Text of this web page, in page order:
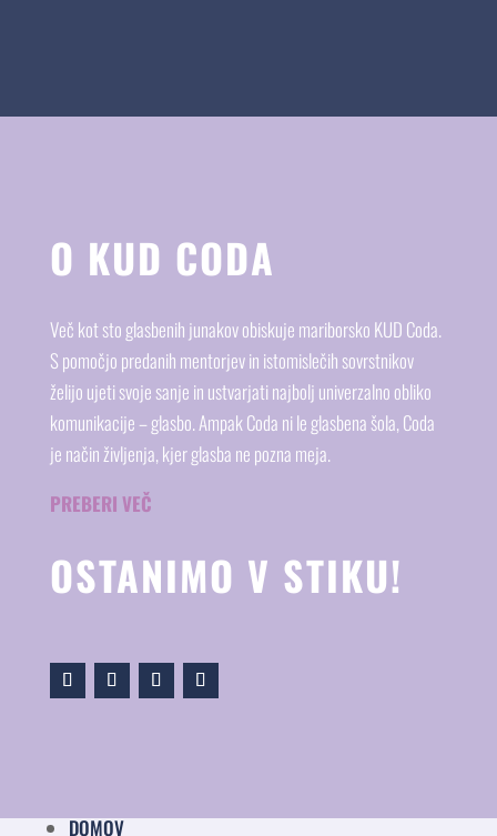
O KUD CODA
Več kot sto glasbenih junakov obiskuje mariborsko KUD Coda.
S pomočjo predanih mentorjev in istomislečih sovrstnikov
želijo ujeti svoje sanje in ustvarjati najbolj univerzalno obliko
komunikacije – glasbo. Ampak Coda ni le glasbena šola, Coda
je način življenja, kjer glasba ne pozna meja.
PREBERI VEČ
OSTANIMO V STIKU!
DOMOV